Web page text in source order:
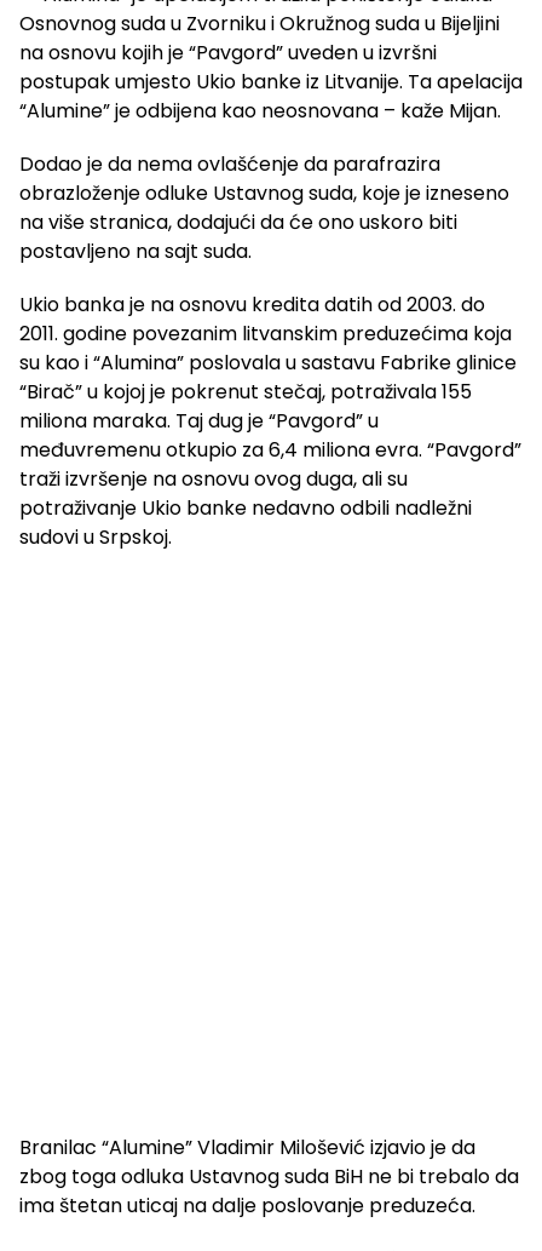
Osnovnog suda u Zvorniku i Okružnog suda u Bijeljini
na osnovu kojih je “Pavgord” uveden u izvršni
postupak umjesto Ukio banke iz Litvanije. Ta apelacija
“Alumine” je odbijena kao neosnovana – kaže Mijan.
Dodao je da nema ovlašćenje da parafrazira
obrazloženje odluke Ustavnog suda, koje je izneseno
na više stranica, dodajući da će ono uskoro biti
postavljeno na sajt suda.
Ukio banka je na osnovu kredita datih od 2003. do
2011. godine povezanim litvanskim preduzećima koja
su kao i “Alumina” poslovala u sastavu Fabrike glinice
“Birač” u kojoj je pokrenut stečaj, potraživala 155
miliona maraka. Taj dug je “Pavgord” u
međuvremenu otkupio za 6,4 miliona evra. “Pavgord”
traži izvršenje na osnovu ovog duga, ali su
potraživanje Ukio banke nedavno odbili nadležni
sudovi u Srpskoj.
Branilac “Alumine” Vladimir Milošević izjavio je da
zbog toga odluka Ustavnog suda BiH ne bi trebalo da
ima štetan uticaj na dalje poslovanje preduzeća.